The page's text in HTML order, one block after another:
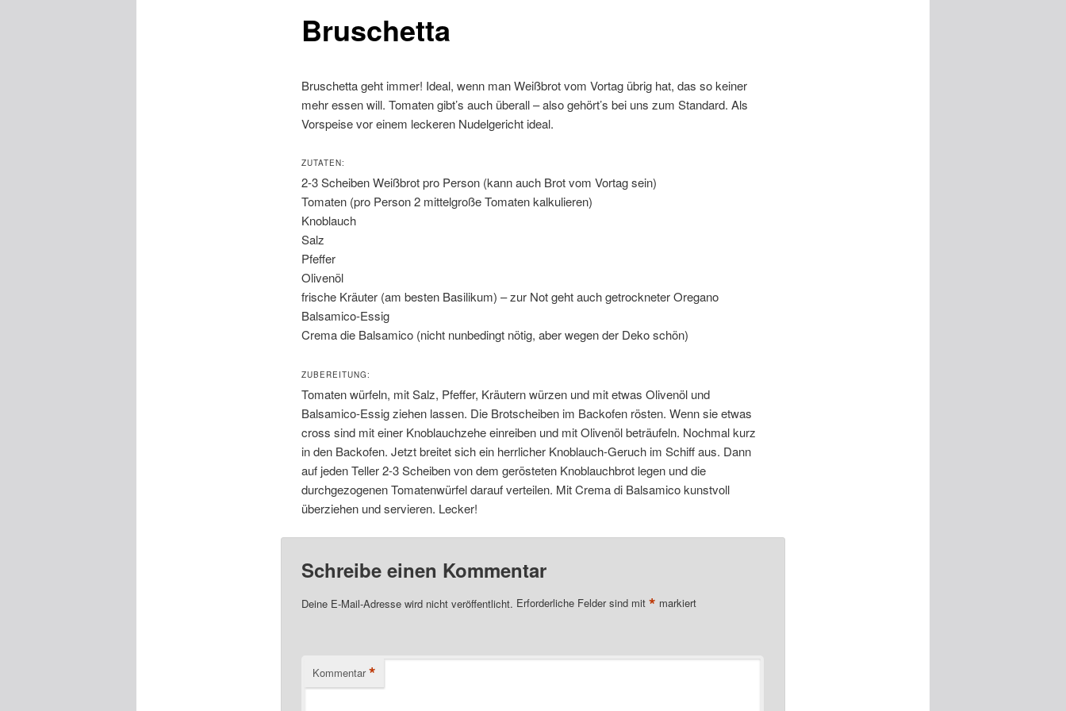
Bruschetta
Bruschetta geht immer! Ideal, wenn man Weißbrot vom Vortag übrig hat, das so keiner
mehr essen will. Tomaten gibt’s auch überall – also gehört’s bei uns zum Standard. Als
Vorspeise vor einem leckeren Nudelgericht ideal.
ZUTATEN:
2-3 Scheiben Weißbrot pro Person (kann auch Brot vom Vortag sein)
Tomaten (pro Person 2 mittelgroße Tomaten kalkulieren)
Knoblauch
Salz
Pfeffer
Olivenöl
frische Kräuter (am besten Basilikum) – zur Not geht auch getrockneter Oregano
Balsamico-Essig
Crema die Balsamico (nicht nunbedingt nötig, aber wegen der Deko schön)
ZUBEREITUNG:
Tomaten würfeln, mit Salz, Pfeffer, Kräutern würzen und mit etwas Olivenöl und
Balsamico-Essig ziehen lassen. Die Brotscheiben im Backofen rösten. Wenn sie etwas
cross sind mit einer Knoblauchzehe einreiben und mit Olivenöl beträufeln. Nochmal kurz
in den Backofen. Jetzt breitet sich ein herrlicher Knoblauch-Geruch im Schiff aus. Dann
auf jeden Teller 2-3 Scheiben von dem gerösteten Knoblauchbrot legen und die
durchgezogenen Tomatenwürfel darauf verteilen. Mit Crema di Balsamico kunstvoll
überziehen und servieren. Lecker!
Schreibe einen Kommentar
Deine E-Mail-Adresse wird nicht veröffentlicht. Erforderliche Felder sind mit * markiert
Kommentar *